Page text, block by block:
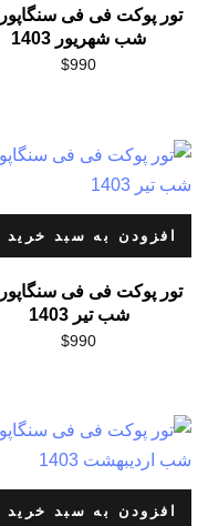
شب شهریور 1403
$990
افزودن به سبد خرید
شب تیر 1403
$990
افزودن به سبد خرید